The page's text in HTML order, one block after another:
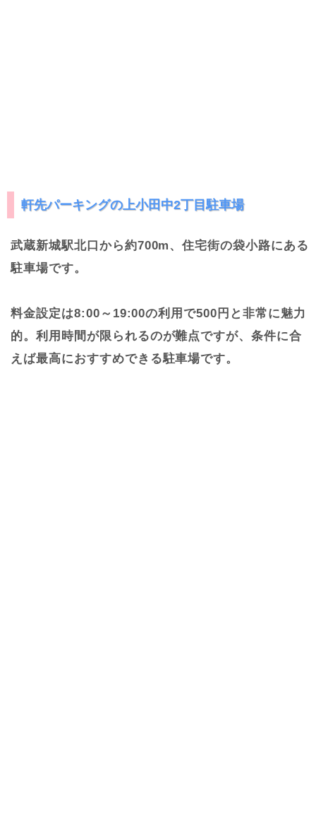
軒先パーキングの上小田中2丁目駐車場
武蔵新城駅北口から約700m、住宅街の袋小路にある
駐車場です。
料金設定は8:00～19:00の利用で500円と非常に魅力
的。利用時間が限られるのが難点ですが、条件に合
えば最高におすすめできる駐車場です。